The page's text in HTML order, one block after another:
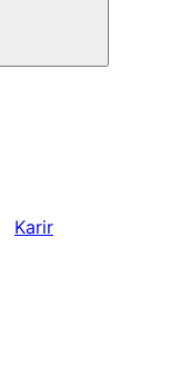
Karir